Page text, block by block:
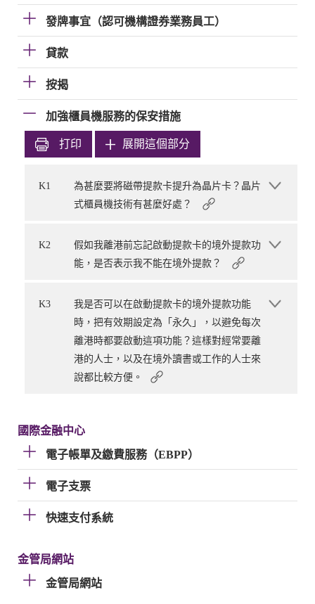
發牌事宜（認可機構證券業務員工）
貸款
按揭
加強櫃員機服務的保安措施
打印 展開這個部分
K1
為甚麼要將磁帶提款卡提升為晶片卡？晶片
式櫃員機技術有甚麼好處？
K2
假如我離港前忘記啟動提款卡的境外提款功
能，是否表示我不能在境外提款？
K3
我是否可以在啟動提款卡的境外提款功能
時，把有效期設定為「永久」，以避免每次
離港時都要啟動這項功能？這樣對經常要離
港的人士，以及在境外讀書或工作的人士來
說都比較方便。
國際金融中心
電子帳單及繳費服務（EBPP）
電子支票
快速支付系統
金管局網站
金管局網站